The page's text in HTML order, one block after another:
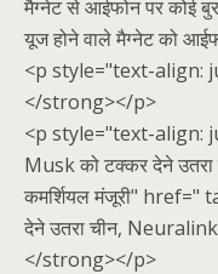
मैग्नेट से आईफोन पर कोई
यूज होने वाले मैग्नेट को
<p style="text-align:
</strong></p>
<p style="text-align:
Musk को टक्कर देने
कमर्शियल मंजूरी"
देने उतरा चीन, Neuralink
</strong></p>